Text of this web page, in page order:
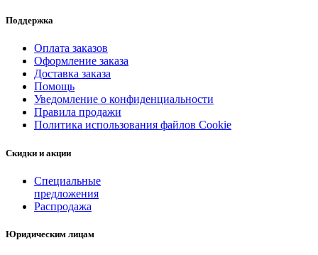
Поддержка
Оплата заказов
Оформление заказа
Доставка заказа
Помощь
Уведомление о конфиденциальности
Правила продажи
Политика использования файлов Cookie
Скидки и акции
Специальные
предложения
Распродажа
Юридическим лицам